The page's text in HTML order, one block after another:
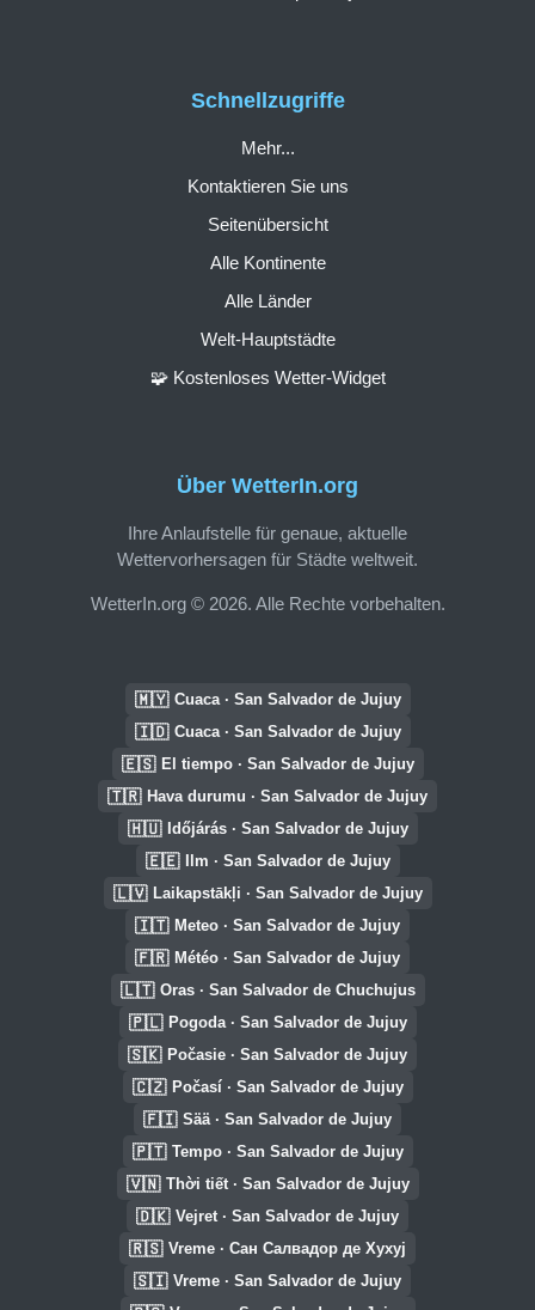
Über WetterIn.org
Ihre Anlaufstelle für genaue, aktuelle
Wettervorhersagen für Städte weltweit.
WetterIn.org © 2026. Alle Rechte vorbehalten.
Schnellzugriffe
Mehr...
Kontaktieren Sie uns
Seitenübersicht
Alle Kontinente
Alle Länder
Welt-Hauptstädte
🧩 Kostenloses Wetter-Widget
🇲🇾 Cuaca · San Salvador de Jujuy
🇮🇩 Cuaca · San Salvador de Jujuy
🇪🇸 El tiempo · San Salvador de Jujuy
🇹🇷 Hava durumu · San Salvador de Jujuy
🇭🇺 Időjárás · San Salvador de Jujuy
🇪🇪 Ilm · San Salvador de Jujuy
🇱🇻 Laikapstākļi · San Salvador de Jujuy
🇮🇹 Meteo · San Salvador de Jujuy
🇫🇷 Météo · San Salvador de Jujuy
🇱🇹 Oras · San Salvador de Chuchujus
🇵🇱 Pogoda · San Salvador de Jujuy
🇸🇰 Počasie · San Salvador de Jujuy
🇨🇿 Počasí · San Salvador de Jujuy
🇫🇮 Sää · San Salvador de Jujuy
🇵🇹 Tempo · San Salvador de Jujuy
🇻🇳 Thời tiết · San Salvador de Jujuy
🇩🇰 Vejret · San Salvador de Jujuy
🇷🇸 Vreme · Сан Салвадор де Хухуј
🇸🇮 Vreme · San Salvador de Jujuy